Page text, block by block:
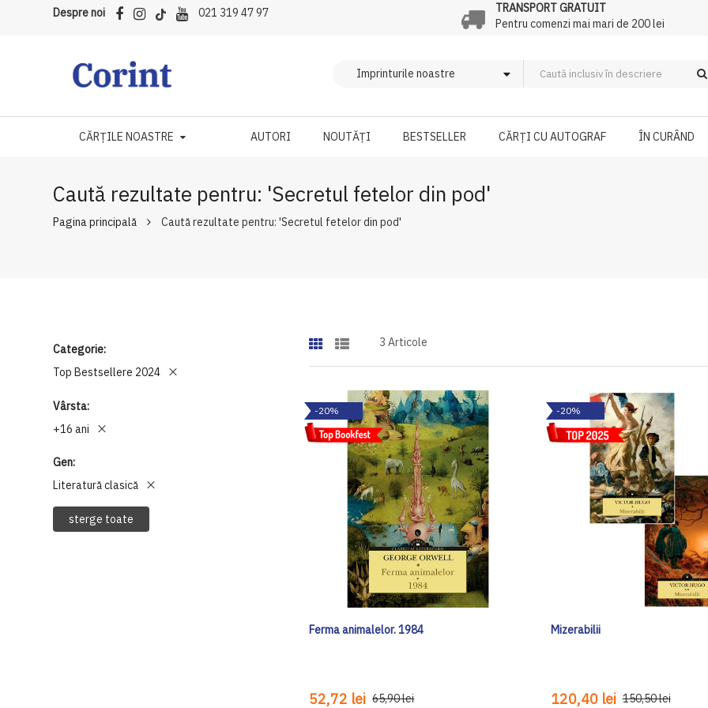
Despre noi 021 319 47 97
TRANSPORT GRATUIT
Pentru comenzi mai mari de 200 lei
CĂRȚILE NOASTRE AUTORI NOUTĂȚI BESTSELLER CĂRȚI CU AUTOGRAF ÎN CURÂND
Caută rezultate pentru: 'Secretul fetelor din pod'
Pagina principală Caută rezultate pentru: 'Secretul fetelor din pod'
3 Articole
-20%
Ferma animalelor. 1984
52,72 lei 65,90 lei
-20%
Mizerabilii
120,40 lei 150,50 lei
Categorie
Top Bestsellere 2024
Vârsta
+16 ani
Gen
Literatură clasică
sterge toate